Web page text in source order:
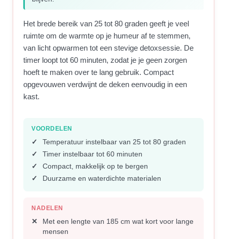
Het brede bereik van 25 tot 80 graden geeft je veel
ruimte om de warmte op je humeur af te stemmen,
van licht opwarmen tot een stevige detoxsessie. De
timer loopt tot 60 minuten, zodat je je geen zorgen
hoeft te maken over te lang gebruik. Compact
opgevouwen verdwijnt de deken eenvoudig in een
kast.
VOORDELEN
Temperatuur instelbaar van 25 tot 80 graden
Timer instelbaar tot 60 minuten
Compact, makkelijk op te bergen
Duurzame en waterdichte materialen
NADELEN
Met een lengte van 185 cm wat kort voor lange
mensen